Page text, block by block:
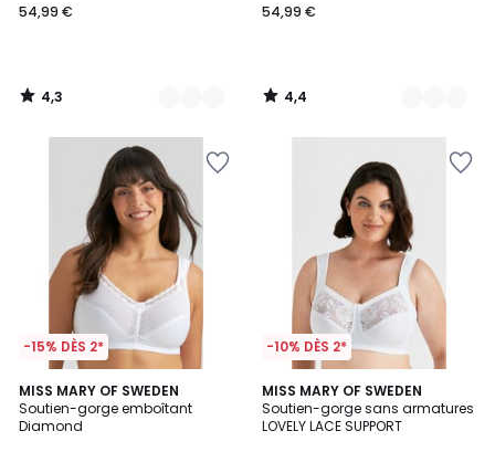
54,99 €
4,3
/
54,99 €
4,4
/
-15% DÈS 2*
MISS MARY OF SWEDEN
Soutien-gorge emboîtant
Diamond
4,3
/ 5
3
Couleurs
-10% DÈS 2*
MISS MARY OF SWEDEN
Soutien-gorge sans armatures
LOVELY LACE SUPPORT
4,5
/ 5
3
Couleurs